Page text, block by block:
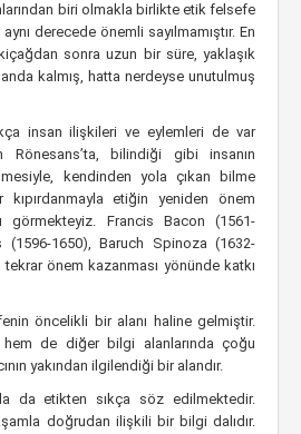
biri olmakla birlikte etik felsefe
derecede önemli sayılmamıştır. En
sonra uzun bir süre, yaklaşık
kalmış, hatta nerdeyse unutulmuş
insan ilişkileri ve eylemleri de var
Rönesans’ta, bilindiği gibi insanın
kendinden yola çıkan bilme
kıpırdanmayla etiğin yeniden önem
görmekteyiz. Francis Bacon (1561-
(1596-1650), Baruch Spinoza (1632-
önem kazanması yönünde katkı
öncelikli bir alanı haline gelmiştir.
de diğer bilgi alanlarında çoğu
yakından ilgilendiği bir alandır.
da etikten sıkça söz edilmektedir.
doğrudan ilişkili bir bilgi dalıdır.